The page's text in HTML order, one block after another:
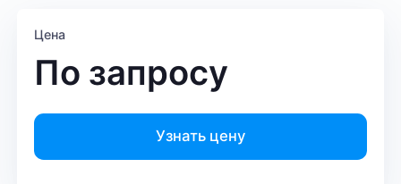
Цена
По запросу
Узнать цену